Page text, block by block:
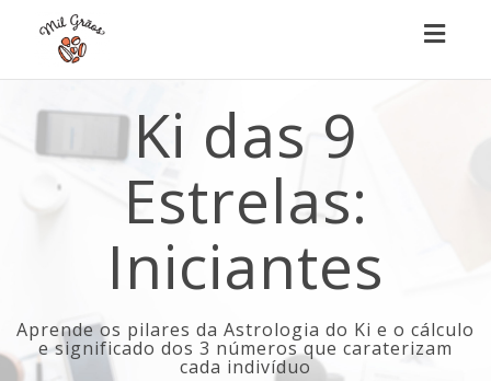
Ki das 9
Estrelas:
Iniciantes
Aprende os pilares da Astrologia do Ki e o cálculo
e significado dos 3 números que caraterizam
cada indivíduo